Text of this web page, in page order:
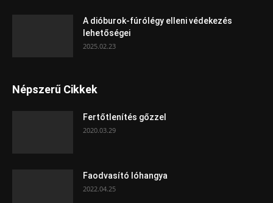
A dióburok-fúrólégy elleni védekezés
lehetőségei
2025.02.23
Népszerű Cikkek
Fertőtlenítés gőzzel
2020.03.29
Faodvasító lóhangya
2022.04.25